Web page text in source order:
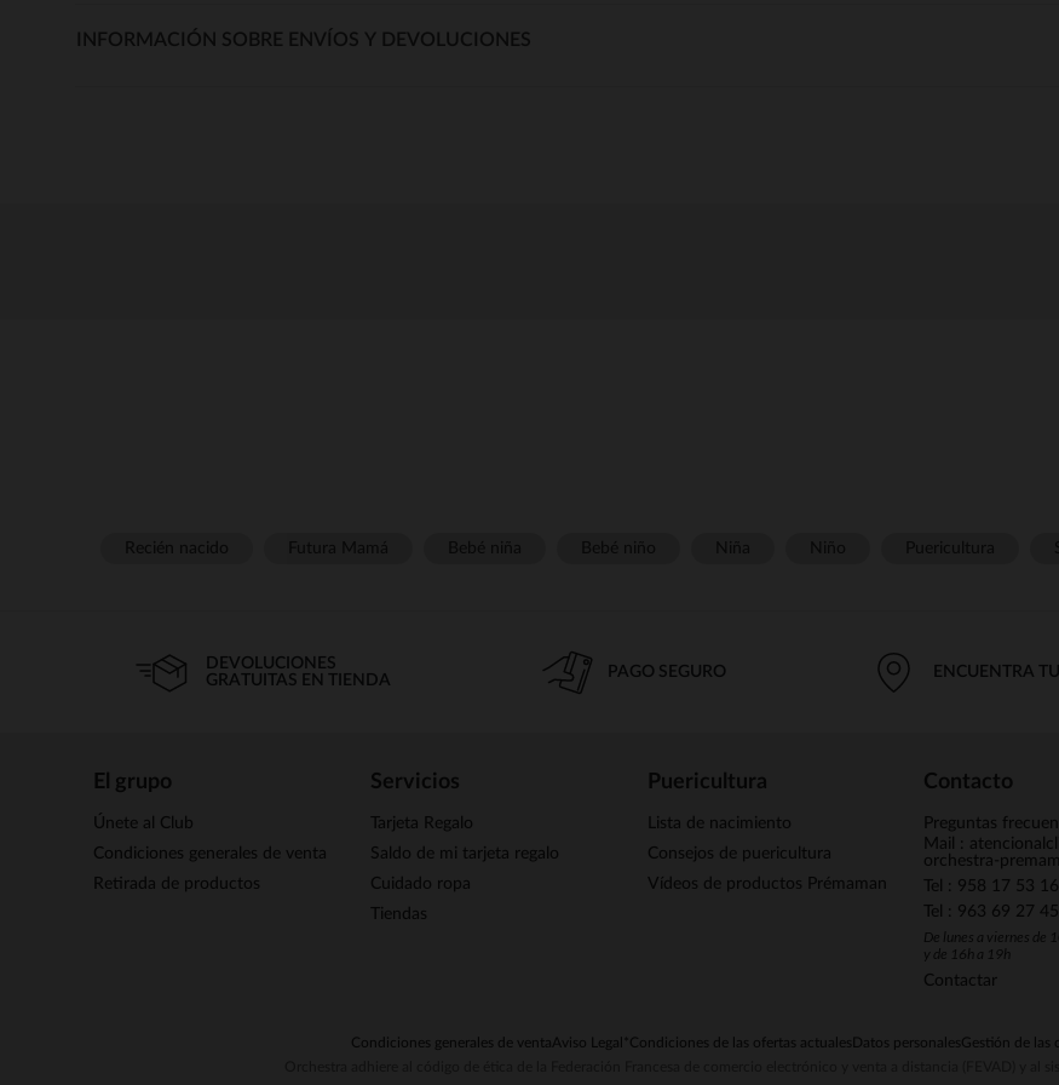
INFORMACIÓN SOBRE ENVÍOS Y DEVOLUCIONES
DEVOLUCIONES
GRATUITAS EN TIENDA
PAGO SEGURO ENCUENTRA
El grupo
Únete al Club
Condiciones generales de venta
Retirada de productos
Servicios
Tarjeta Regalo
Saldo de mi tarjeta regalo
Cuidado ropa
Tiendas
Puericultura
Lista de nacimiento
Consejos de puericultura
Vídeos de productos Prémaman
Contacto
Preguntas
Mail :
orchestra-
Tel : 958 17 53 16
Tel : 963 69 27 45
De lunes a viernes de
y de 16h a 19h
Contactar
Condiciones generales de ventaAviso Legal *Condiciones de las ofertas actuales Datos personalesGestión de las